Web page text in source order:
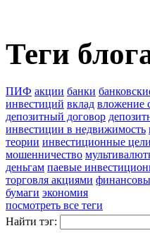
Теги
ПИФ акции банки
инвестиций вклад вложение
депозитный договор
инвестиции в недвижимость
теории инвестиционные цели
мошенничество
деньгам паевые
торговля акциями
бумаги экономия
посмотреть все теги
Найти тэг: